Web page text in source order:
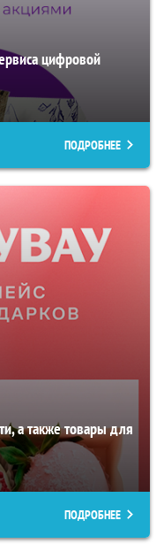
цифровой
ПОДРОБНЕЕ
а также товары для
ПОДРОБНЕЕ